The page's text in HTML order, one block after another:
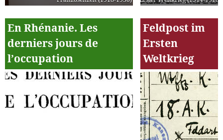
En Rhénanie. Les
derniers jours de
l’occupation
Feldpost im
Ersten
Weltkrieg